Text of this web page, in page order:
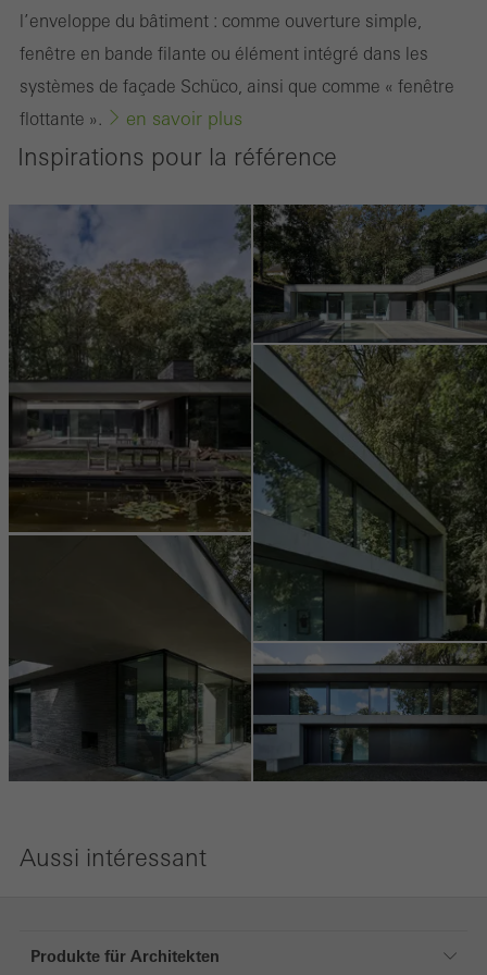
l’enveloppe du bâtiment : comme ouverture simple,
fenêtre en bande filante ou élément intégré dans les
systèmes de façade Schüco, ainsi que comme « fenêtre
flottante ».
en savoir plus
Inspirations pour la référence
Aussi intéressant
Produkte für Architekten
Statistiques / Cookies d´analyse
Ces cookies sont utilisés à des fins statistiques pour analyser l
´utilisation du site web et pour optimiser l´offre, par exemple en
évaluant les campagnes qui ont été menées. Ces cookies sont
´expérience de l´utilisateur. Ils recueillent des informations sur l
´utilisation du site web, le nombre de visites, le temps moyen
passé sur le site, les pages consultées.
Marketing / Cookies de tiers
Les cookies marketing sont utilisés par des tiers pour afficher des
publicités personnalisées et attrayantes pour les utilisateurs
individuels. Pour ce faire, ils suivent les visiteurs sur les sites web.
Cela implique également l´utilisation de services de tiers qui sont
responsables de la fourniture de leurs propres services.
Sauvegarder